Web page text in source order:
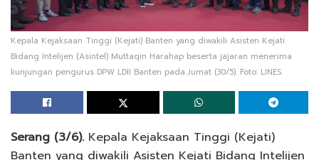
Kepala Kejaksaan Tinggi (Kejati) Banten yang diwakili Asisten Kejati
Bidang Intelijen (Asintel) Muttaqin Harahap beserta jajaran menerima
kunjungan pengurus DPW LDII Banten pada Jumat (30/5). Foto: LINES.
Serang (3/6).Kepala Kejaksaan Tinggi (Kejati)
Banten yang diwakili Asisten Kejati Bidang Intelijen